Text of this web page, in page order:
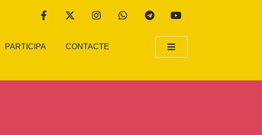
PARTICIPA CONTACTE